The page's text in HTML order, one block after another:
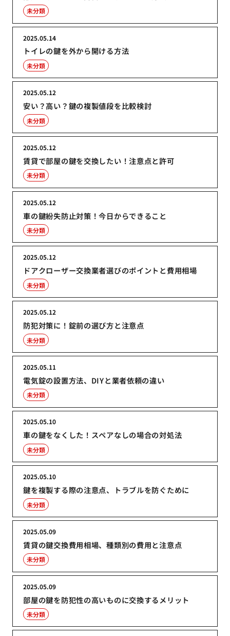
未分類
トイレの鍵を外から開ける方法
2025.05.14
未分類
安い？高い？鍵の複製値段を比較検討
2025.05.12
未分類
賃貸で部屋の鍵を交換したい！注意点と許可
2025.05.12
未分類
車の鍵紛失防止対策！今日からできること
2025.05.12
未分類
ドアクローザー交換業者選びのポイントと費用相場
2025.05.12
未分類
防犯対策に！錠前の選び方と注意点
2025.05.12
未分類
電気錠の設置方法、DIYと業者依頼の違い
2025.05.11
未分類
車の鍵をなくした！スペアなしの場合の対処法
2025.05.10
未分類
鍵を複製する際の注意点、トラブルを防ぐために
2025.05.10
未分類
賃貸の鍵交換費用相場、種類別の費用と注意点
2025.05.09
未分類
部屋の鍵を防犯性の高いものに交換するメリット
2025.05.09
未分類